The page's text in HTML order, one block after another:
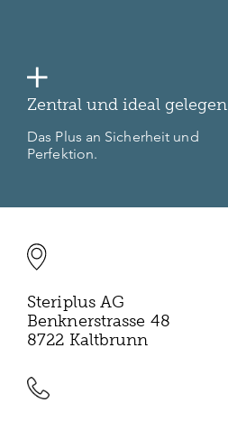
Zentral und ideal gelegen
Das Plus an Sicherheit und
Perfektion.
Steriplus AG
Benknerstrasse 48
8722 Kaltbrunn